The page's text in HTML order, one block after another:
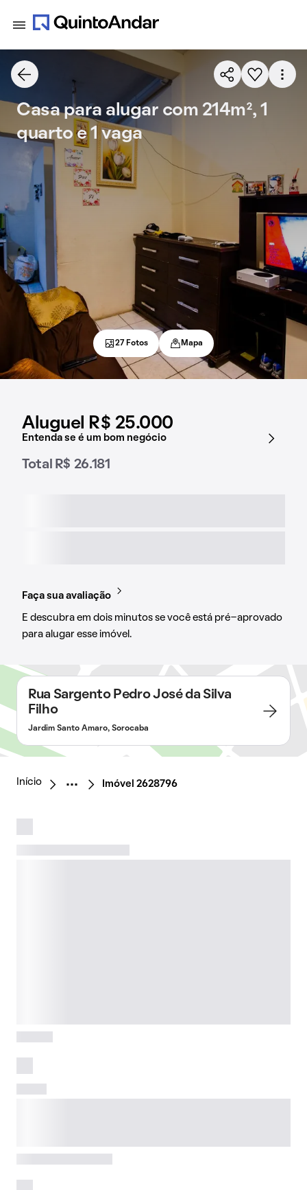
Aluguel R$ 25.000
Entenda se é um bom negócio
Total R$ 26.181
Faça sua avaliação
E descubra em dois minutos se você está pré-aprovado
para alugar esse imóvel.
Casa para alugar com 214m², 1
quarto e 1 vaga
27 Fotos Mapa
Rua Sargento Pedro José da Silva
Filho
Jardim Santo Amaro, Sorocaba
Início Imóvel 2628796